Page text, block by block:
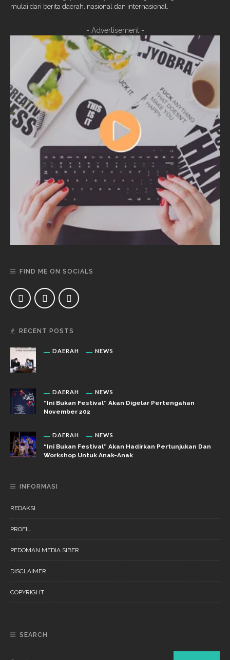
mulai dari berita daerah, nasional dan internasional.
- Advertisement -
FIND ME ON SOCIALS
RECENT POSTS
DAERAH NEWS
DAERAH NEWS
“Ini Bukan Festival” Akan Digelar Pertengahan
November 202
DAERAH NEWS
“Ini Bukan Festival” Akan Hadirkan Pertunjukan Dan
Workshop Untuk Anak-Anak
INFORMASI
REDAKSI
PROFIL
PEDOMAN MEDIA SIBER
DISCLAIMER
COPYRIGHT
SEARCH